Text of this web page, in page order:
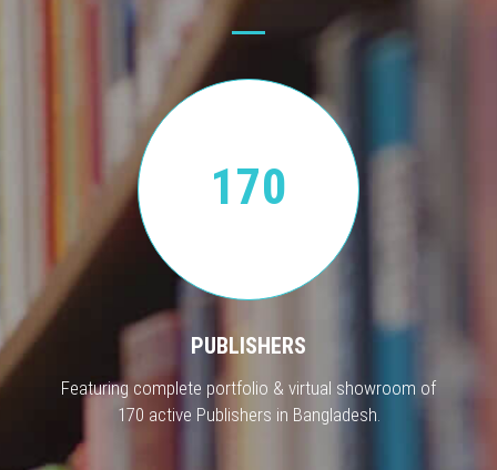
170
PUBLISHERS
Featuring complete portfolio & virtual showroom of
170 active Publishers in Bangladesh.